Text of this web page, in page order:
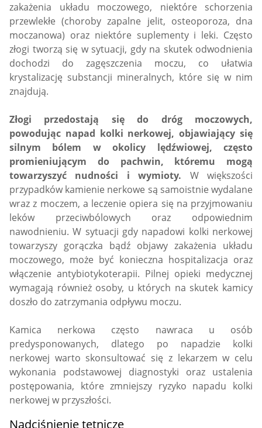
zakażenia układu moczowego, niektóre schorzenia
przewlekłe (choroby zapalne jelit, osteoporoza, dna
moczanowa) oraz niektóre suplementy i leki. Często
złogi tworzą się w sytuacji, gdy na skutek odwodnienia
dochodzi do zagęszczenia moczu, co ułatwia
krystalizację substancji mineralnych, które się w nim
znajdują.
Złogi przedostają się do dróg moczowych,
powodując napad kolki nerkowej, objawiający się
silnym bólem w okolicy lędźwiowej, często
promieniującym do pachwin, któremu mogą
towarzyszyć nudności i wymioty. W większości
przypadków kamienie nerkowe są samoistnie wydalane
wraz z moczem, a leczenie opiera się na przyjmowaniu
leków przeciwbólowych oraz odpowiednim
nawodnieniu. W sytuacji gdy napadowi kolki nerkowej
towarzyszy gorączka bądź objawy zakażenia układu
moczowego, może być konieczna hospitalizacja oraz
włączenie antybiotykoterapii. Pilnej opieki medycznej
wymagają również osoby, u których na skutek kamicy
doszło do zatrzymania odpływu moczu.
Kamica nerkowa często nawraca u osób
predysponowanych, dlatego po napadzie kolki
nerkowej warto skonsultować się z lekarzem w celu
wykonania podstawowej diagnostyki oraz ustalenia
postępowania, które zmniejszy ryzyko napadu kolki
nerkowej w przyszłości.
Nadciśnienie tętnicze